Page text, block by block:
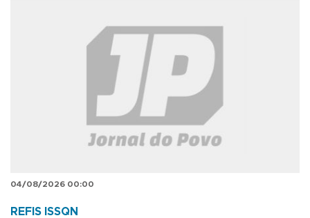
04/08/2026 00:00
REFIS ISSQN